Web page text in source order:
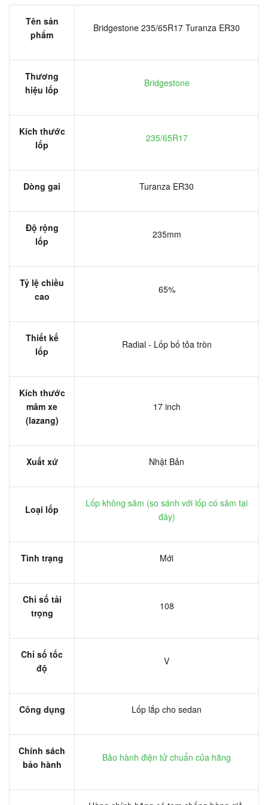
Tên sản
phẩm
Bridgestone 235/65R17 Turanza ER30
Thương
hiệu lốp
Bridgestone
Kích thước
lốp
235/65R17
Dòng gai Turanza ER30
Độ rộng
lốp
235mm
Tỷ lệ chiều
cao
65%
Thiết kế
lốp
Radial - Lốp bố tỏa tròn
Kích thước
mâm xe
(lazang)
17 inch
Xuất xứ Nhật Bản
Loại lốp
Lốp không săm (so sánh với lốp có săm tại
đây)
Tình trạng Mới
Chỉ số tải
trọng
108
Chỉ số tốc
độ
V
Công dụng Lốp lắp cho sedan
Chính sách
bảo hành
Bảo hành điện tử chuẩn của hãng